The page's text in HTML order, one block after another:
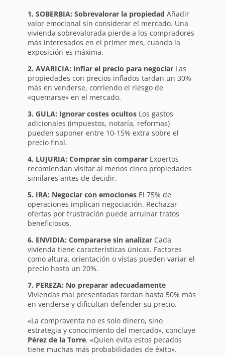
1. SOBERBIA: Sobrevalorar la propiedad Añadir
valor emocional sin considerar el mercado. Una
vivienda sobrevalorada pierde a los compradores
más interesados en el primer mes, cuando la
exposición es máxima.
2. AVARICIA: Inflar el precio para negociarLas
propiedades con precios inflados tardan un 30%
más en venderse, corriendo el riesgo de
«quemarse» en el mercado.
3. GULA: Ignorar costes ocultosLos gastos
adicionales (impuestos, notaría, reformas)
pueden suponer entre 10-15% extra sobre el
precio final.
4. LUJURIA: Comprar sin compararExpertos
recomiendan visitar al menos cinco propiedades
similares antes de decidir.
5. IRA: Negociar con emocionesEl 75% de
operaciones implican negociación. Rechazar
ofertas por frustración puede arruinar tratos
beneficiosos.
6. ENVIDIA: Compararse sin analizarCada
vivienda tiene características únicas. Factores
como altura, orientación o vistas pueden variar el
precio hasta un 20%.
7. PEREZA: No preparar adecuadamente
Viviendas mal presentadas tardan hasta 50% más
en venderse y dificultan defender su precio.
«La compraventa no es solo dinero, sino
estrategia y conocimiento del mercado», concluye
Pérez de la Torre. «Quien evita estos pecados
tiene muchas más probabilidades de éxito».